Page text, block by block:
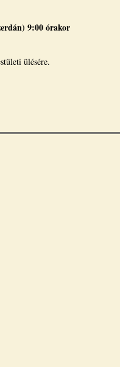
9:00 órakor
ülésére.